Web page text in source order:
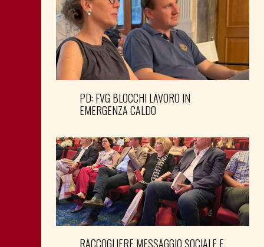
PD: FVG BLOCCHI LAVORO IN
EMERGENZA CALDO
RACCOGLIERE MESSAGGIO SOCIALE E